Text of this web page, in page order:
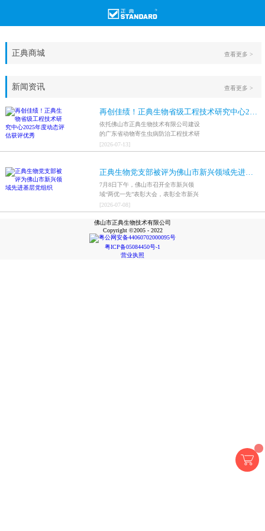
正典商城 查看更多 >
新闻资讯
再创佳绩！正典生物省级工程技术研究中心2025年度动态评估获评优秀
依托佛山市正典生物技术有限公司建设
的广东省动物寄生虫病防治工程技术研
究中心，在全省参评科研平台中综合表
现突出，成功获评最高评价等级“优
[2026-07-13]
正典生物党支部被评为佛山市新兴领域先进基层党组织
7月8日下午，佛山市召开全市新兴领
域“两优一先”表彰大会，表彰全市新兴
领域优秀共产党员、优秀党务工作者和
先进基层党组织，中共佛山市正典生物
技术有限公司支部委员会被评为佛山市
新兴领域先进基层党组织。
[2026-07-08]
查看更多 >
佛山市正典生物技术有限公司
Copyright ©2005 - 2022
粤公网安备44060702000095号
粤ICP备05084450号-1
营业执照